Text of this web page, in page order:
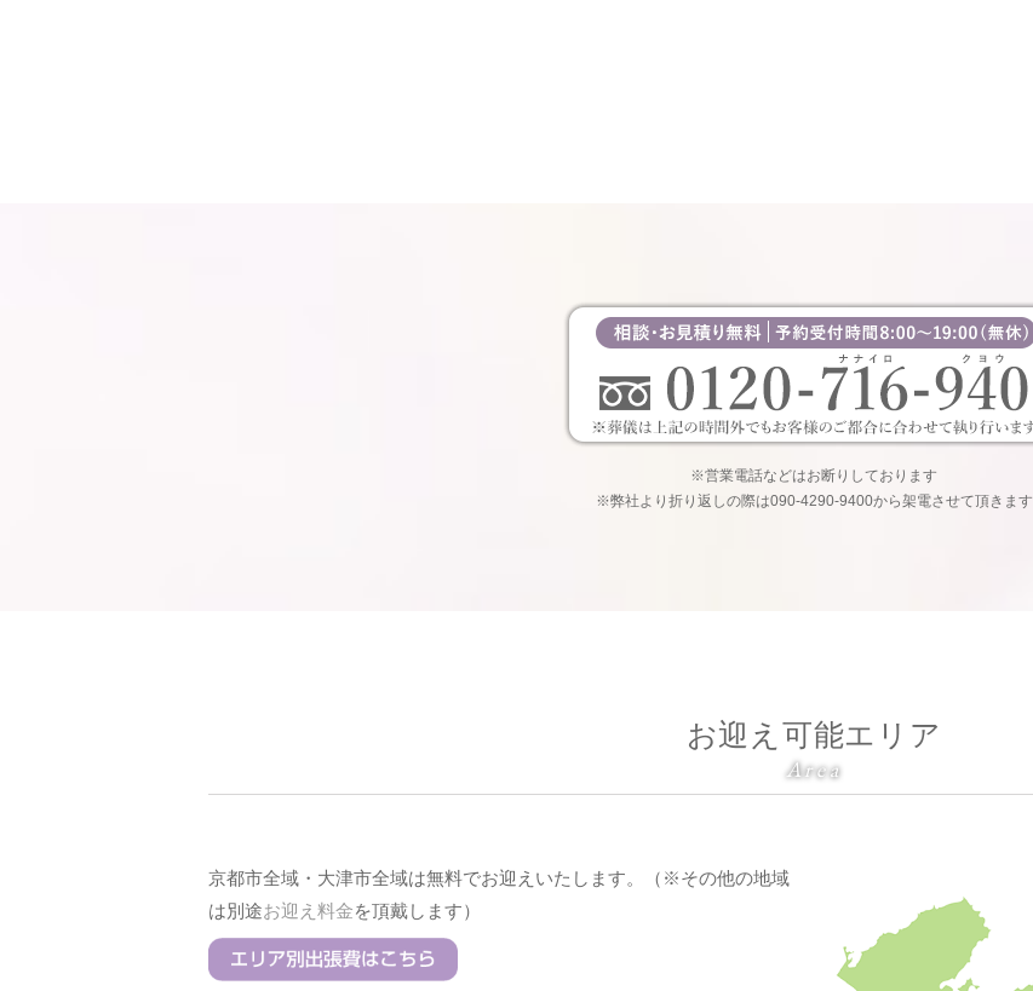
※営業電話などはお断りしております
※弊社より折り返しの際は090-4290-9400から架電させて頂きます
お迎え可能エリア
Area
京都市全域・大津市全域は無料でお迎えいたします。（※その他の地域
は別途お迎え料金を頂戴します）